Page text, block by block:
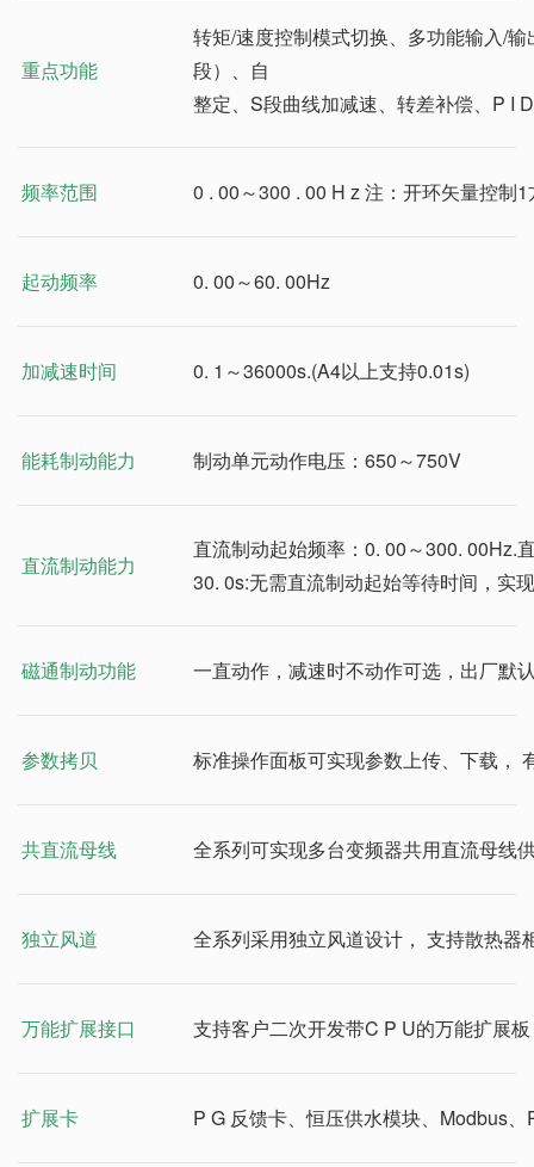
重点功能
转矩/速度控制模式切换、多功能输入/
段）、自
整定、S段曲线加减速、转差补偿、P I
频率范围 0 . 00～300 . 00 H z 注：开环矢量控制
起动频率 0. 00～60. 00Hz
加减速时间 0. 1～36000s.(A4以上支持0.01s)
能耗制动能力 制动单元动作电压：650～750V
直流制动能力
直流制动起始频率：0. 00～300. 00Hz.
30. 0s:无需直流制动起始等待时间，实
磁通制动功能 一直动作，减速时不动作可选，出厂默
参数拷贝 标准操作面板可实现参数上传、下载，
共直流母线 全系列可实现多台变频器共用直流母线
独立风道 全系列采用独立风道设计， 支持散热器
万能扩展接口 支持客户二次开发带C P U的万能扩展
扩展卡 P G 反馈卡、恒压供水模块、Modbus